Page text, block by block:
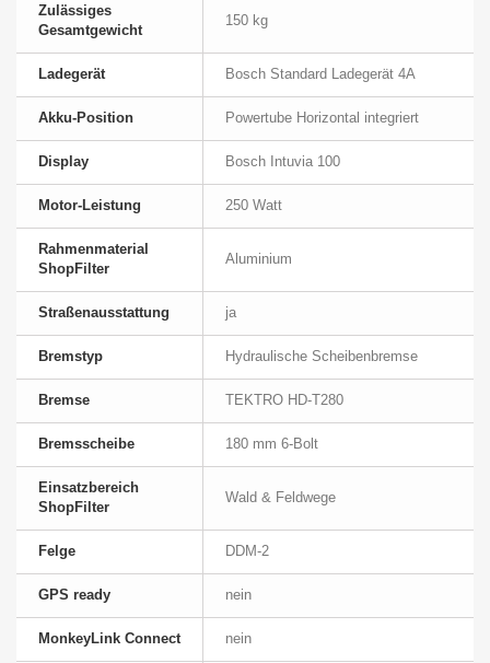
Zulässiges
Gesamtgewicht
150 kg
Ladegerät Bosch Standard Ladegerät 4A
Akku-Position Powertube Horizontal integriert
Display Bosch Intuvia 100
Motor-Leistung 250 Watt
Rahmenmaterial
ShopFilter
Aluminium
Straßenausstattung ja
Bremstyp Hydraulische Scheibenbremse
Bremse TEKTRO HD-T280
Bremsscheibe 180 mm 6-Bolt
Einsatzbereich
ShopFilter
Wald & Feldwege
Felge DDM-2
GPS ready nein
MonkeyLink Connect nein